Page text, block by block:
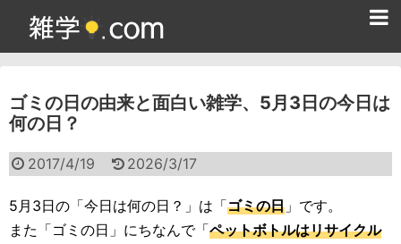
ゴミの日の由来と面白い雑学、5月3日の今日は
何の日？
2017/4/19 2026/3/17
5月3日の「今日は何の日？」は「ゴミの日 」です。
また「ゴミの日」にちなんで「ペットボトルはリサイクル
雑学クイズ問題集
面白い雑学
ためになる雑学